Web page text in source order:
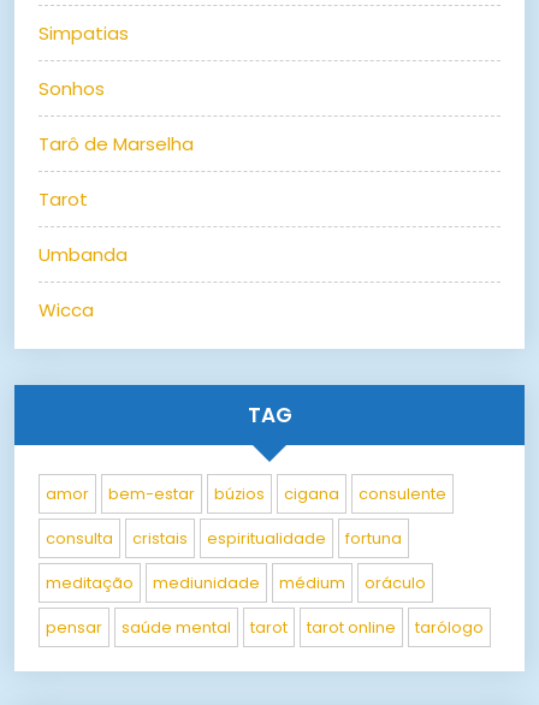
Simpatias
Sonhos
Tarô de Marselha
Tarot
Umbanda
Wicca
TAG
amor bem-estar búzios cigana consulente
consulta cristais espiritualidade fortuna
meditação mediunidade médium oráculo
pensar saúde mental tarot tarot online tarólogo